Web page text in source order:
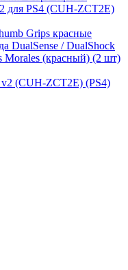
для PS4 (CUH-ZCT2E)
Grips красные
DualSense / DualShock
Morales (красный) (2 шт)
(CUH-ZCT2E) (PS4)